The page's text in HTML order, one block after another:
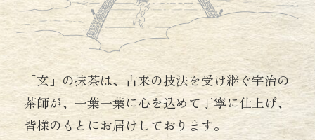
「玄」の抹茶は、古来の技法を受け継ぐ宇治の
茶師が、一葉一葉に心を込めて丁寧に仕上げ、
皆様のもとにお届けしております。